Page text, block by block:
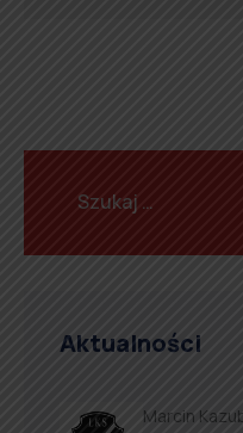
Aktualności
Marcin